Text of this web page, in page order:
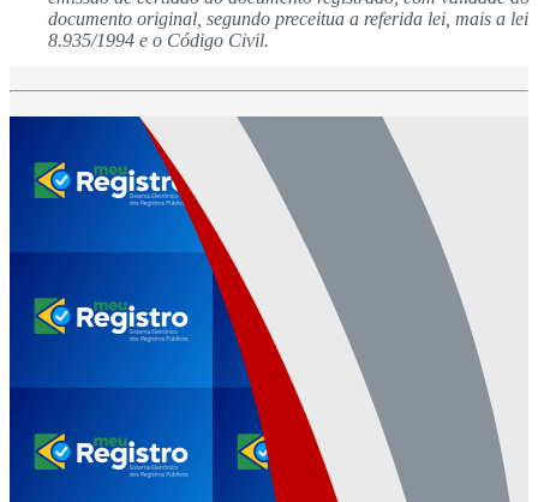
documento original, segundo preceitua a referida lei, mais a lei
8.935/1994 e o Código Civil.